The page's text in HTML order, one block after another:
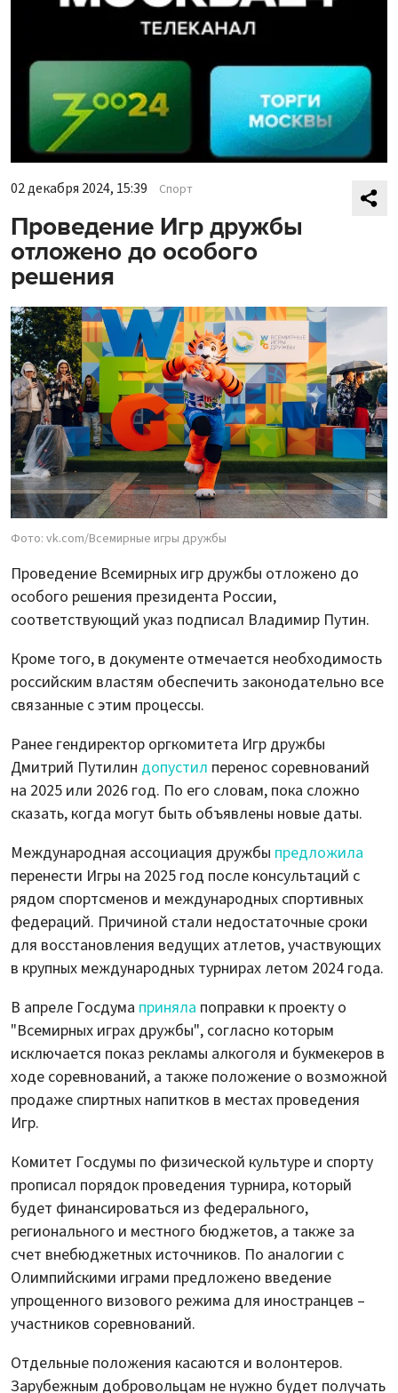
02 декабря 2024, 15:39 Спорт
Проведение Игр дружбы
отложено до особого
решения
Фото: vk.com/Всемирные игры дружбы
Проведение Всемирных игр дружбы отложено до
особого решения президента России,
соответствующий указ подписал Владимир Путин.
Кроме того, в документе отмечается необходимость
российским властям обеспечить законодательно все
связанные с этим процессы.
Ранее гендиректор оргкомитета Игр дружбы
Дмитрий Путилин допустил перенос соревнований
на 2025 или 2026 год. По его словам, пока сложно
сказать, когда могут быть объявлены новые даты.
Международная ассоциация дружбы предложила
перенести Игры на 2025 год после консультаций с
рядом спортсменов и международных спортивных
федераций. Причиной стали недостаточные сроки
для восстановления ведущих атлетов, участвующих
в крупных международных турнирах летом 2024 года.
В апреле Госдума приняла поправки к проекту о
"Всемирных играх дружбы", согласно которым
исключается показ рекламы алкоголя и букмекеров в
ходе соревнований, а также положение о возможной
продаже спиртных напитков в местах проведения
Игр.
Комитет Госдумы по физической культуре и спорту
прописал порядок проведения турнира, который
будет финансироваться из федерального,
регионального и местного бюджетов, а также за
счет внебюджетных источников. По аналогии с
Олимпийскими играми предложено введение
упрощенного визового режима для иностранцев –
участников соревнований.
Отдельные положения касаются и волонтеров.
Зарубежным добровольцам не нужно будет получать